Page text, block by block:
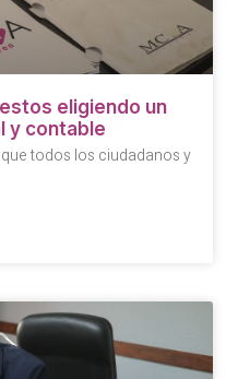
eligiendo un
y contable
todos los ciudadanos y